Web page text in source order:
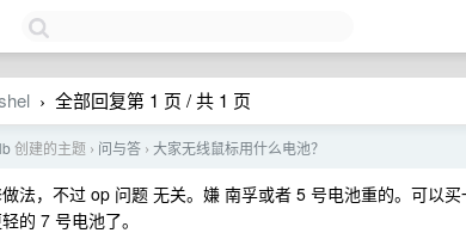
› 全部回复第 1 页 / 共 1 页
创建的主题 › 问与答 › 大家无线鼠标用什么电池？
法，不过 op 问题 无关。嫌 南孚或者 5 号电池重的。可以
的 7 号电池了。